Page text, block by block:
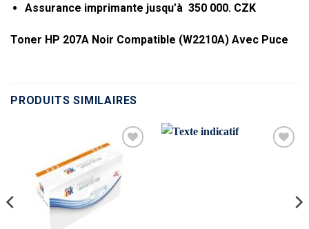
Assurance imprimante jusqu’à 350 000. CZK
Toner HP 207A Noir Compatible (W2210A) Avec Puce
PRODUITS SIMILAIRES
d’envies